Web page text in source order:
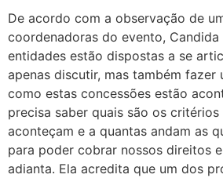
De acordo com a observação de
coordenadoras do evento, Candida
entidades estão dispostas a se
apenas discutir, mas também fazer
como estas concessões estão
precisa saber quais são os critérios
aconteçam e a quantas andam as
para poder cobrar nossos direitos
adianta. Ela acredita que um dos